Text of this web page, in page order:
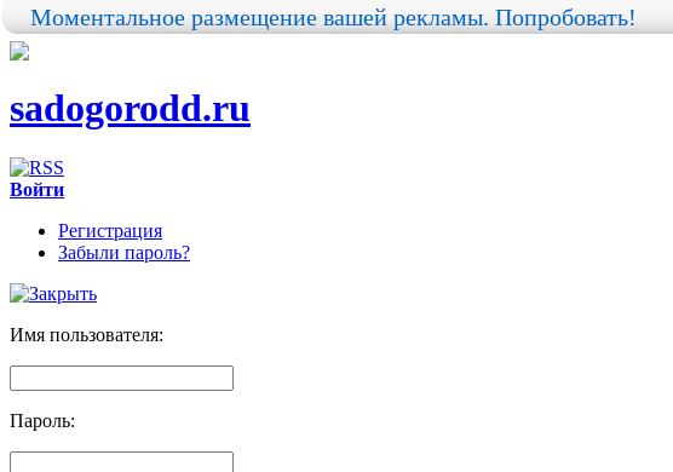
Моментальное размещение вашей рекламы. Попробовать!
sadogorodd.ru
Войти
Регистрация
Забыли пароль?
Имя пользователя:
Пароль: